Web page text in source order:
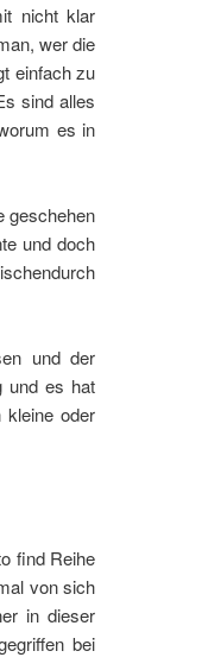
nicht klar
wer die
einfach zu
sind alles
es in
geschehen
und doch
und der
und es hat
kleine oder
find Reihe
von sich
in dieser
bei